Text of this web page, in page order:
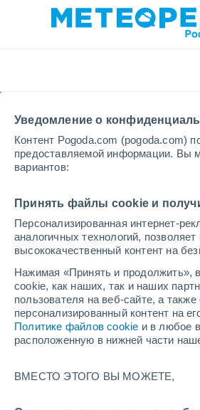
Уведомление о
Контент Pogoda.com (pogoda.com)
предоставляемой информации. Вы
вариантов:
Принять файлы cookie и
Персонализированная интернет-
аналогичных технологий,
высококачественный контент на
Нажимая «Принять и продолжить»,
cookie, как наших, так и наших
пользователя на веб-сайте, а
персонализированный контент на
Политике файлов cookie и в любое
расположенную в нижней части
ВМЕСТО ЭТОГО ВЫ МОЖЕТЕ,
Закрыта
Bad
Открытие
20/02/2027
Остался 197 день